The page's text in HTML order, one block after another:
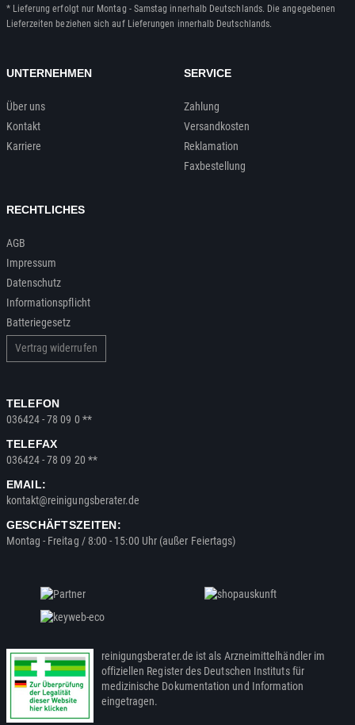
* Lieferung erfolgt nur Montag - Samstag innerhalb Deutschlands. Die angegebenen
Lieferzeiten beziehen sich auf Lieferungen innerhalb Deutschlands.
UNTERNEHMEN
Über uns
Kontakt
Karriere
SERVICE
Zahlung
Versandkosten
Reklamation
Faxbestellung
RECHTLICHES
AGB
Impressum
Datenschutz
Informationspflicht
Batteriegesetz
Vertrag widerrufen
TELEFON
036424 - 78 09 0 **
TELEFAX
036424 - 78 09 20 **
EMAIL:
kontakt@reinigungsberater.de
GESCHÄFTSZEITEN:
Montag - Freitag / 8:00 - 15:00 Uhr (außer Feiertags)
reinigungsberater.de ist als Arzneimittelhändler im
offiziellen Register des Deutschen Instituts für
medizinische Dokumentation und Information
eingetragen.